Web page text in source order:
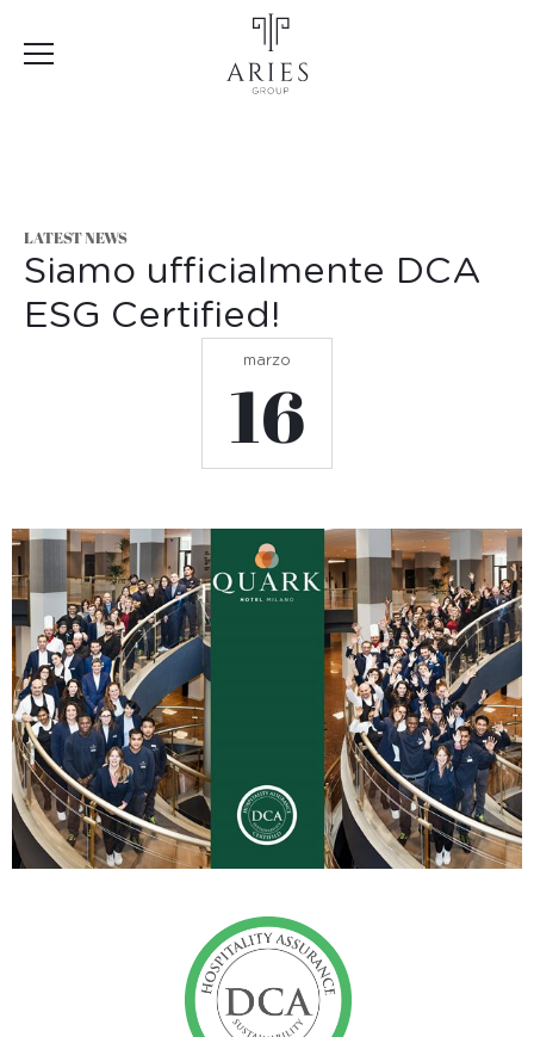
LATEST NEWS
Siamo ufficialmente DCA
ESG Certified!
marzo
16